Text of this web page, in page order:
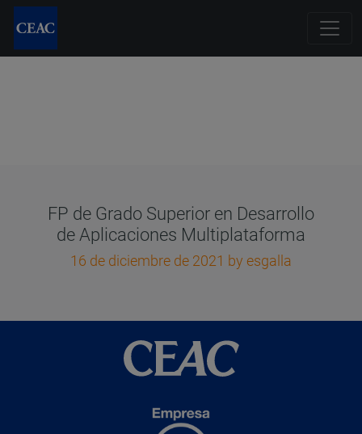
FP de Grado Superior en Desarrollo
de Aplicaciones Multiplataforma
16 de diciembre de 2021 by esgalla